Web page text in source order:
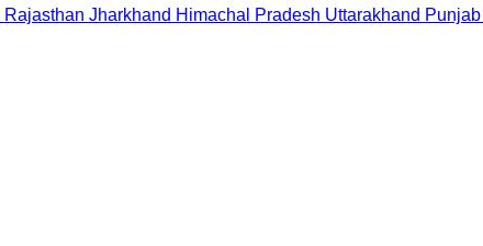
Rajasthan Jharkhand Himachal Pradesh Uttarakhand Punjab